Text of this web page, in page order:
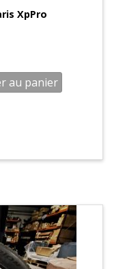
XpPro
au panier